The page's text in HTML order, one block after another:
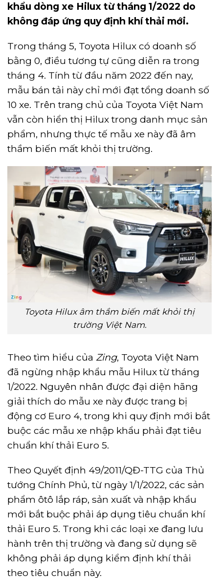
khẩu dòng xe Hilux từ tháng 1/2022 do
không đáp ứng quy định khí thải mới.
Trong tháng 5, Toyota Hilux có doanh số
bằng 0, điều tương tự cũng diễn ra trong
tháng 4. Tính từ đầu năm 2022 đến nay,
mẫu bán tải này chỉ mới đạt tổng doanh số
10 xe. Trên trang chủ của Toyota Việt Nam
vẫn còn hiển thị Hilux trong danh mục sản
phẩm, nhưng thực tế mẫu xe này đã âm
thầm biến mất khỏi thị trường.
Toyota Hilux âm thầm biến mất khỏi thị
trường Việt Nam.
Theo tìm hiểu của Zing, Toyota Việt Nam
đã ngừng nhập khẩu mẫu Hilux từ tháng
1/2022. Nguyên nhân được đại diện hãng
giải thích do mẫu xe này được trang bị
động cơ Euro 4, trong khi quy định mới bắt
buộc các mẫu xe nhập khẩu phải đạt tiêu
chuẩn khí thải Euro 5.
Theo Quyết định 49/2011/QĐ-TTG của Thủ
tướng Chính Phủ, từ ngày 1/1/2022, các sản
phẩm ôtô lắp ráp, sản xuất và nhập khẩu
mới bắt buộc phải áp dụng tiêu chuẩn khí
thải Euro 5. Trong khi các loại xe đang lưu
hành trên thị trường và đang sử dụng sẽ
không phải áp dụng kiểm định khí thải
theo tiêu chuẩn này.